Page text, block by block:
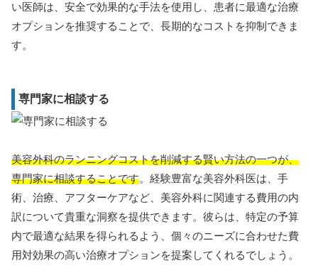
い医師は、安全で効果的な手法を使用し、患者に最適な治療
オプションを推奨することで、長期的なコストを抑制できま
す。
専門家に相談する
美容外科のランニングコストを削減する賢い方法の一つが、
専門家に相談することです。経験豊富な美容外科医は、手
術、治療、アフターケアなど、美容外科に関連する費用の内
訳について貴重な洞察を提供できます。彼らは、特定の予算
内で最適な結果を得られるよう、個々のニーズに合わせた費
用対効果の高い治療オプションを提案してくれるでしょう。